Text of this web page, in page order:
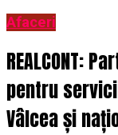
Afaceri
REALCONT:
pentru
Vâlcea și